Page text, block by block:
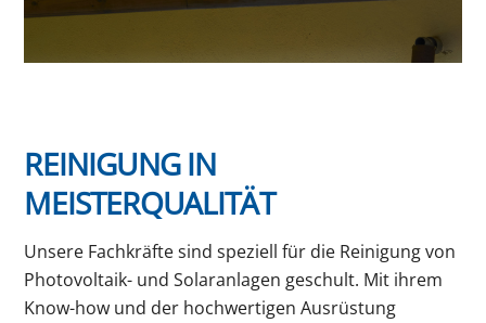
REINIGUNG IN
MEISTERQUALITÄT
Unsere Fachkräfte sind speziell für die Reinigung von
Photovoltaik- und Solaranlagen geschult. Mit ihrem
Know-how und der hochwertigen Ausrüstung